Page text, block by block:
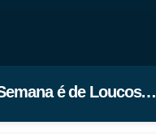
é de Loucos…